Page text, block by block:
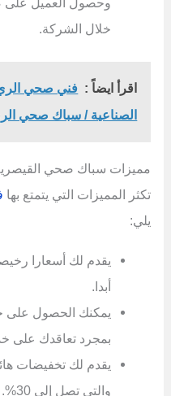
خلال الشركة.
اقرأ ايضاً : فني صحي
الصناعية / سباك صحي
مميزات سباك صحي
تكثر المميزات التي يتمتع بها
يلي:
يقدم لك أسعارا
أبدا.
يمكنك الحصول
بمجرد تعاقدك على
يقدم لك تخفيضات
والتي تصل إلى 30%.